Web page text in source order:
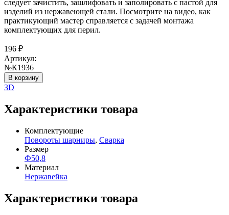
следует зачистить, зашлифовать и заполировать с пастой для
изделий из нержавеющей стали. Посмотрите на видео, как
практикующий мастер справляется с задачей монтажа
комплектующих для перил.
196 ₽
Артикул:
№К1936
В корзину
3D
Характеристики товара
Комплектующие
Повороты шарниры, Сварка
Размер
Ф50,8
Материал
Нержавейка
Характеристики товара